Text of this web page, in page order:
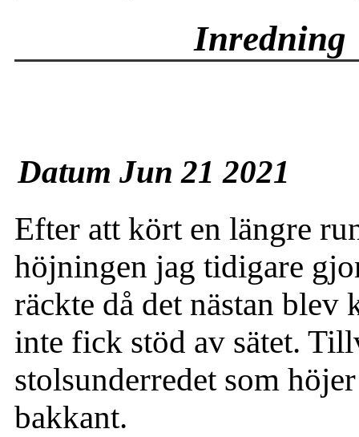
Datum Jun 21 2021
Efter att kört en längre
höjningen jag tidigare
räckte då det nästan blev
inte fick stöd av sätet.
stolsunderredet som
bakkant.